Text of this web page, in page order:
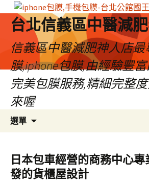
台北信義區中醫減
信義區中醫減肥神人店
膜,iphone包膜,由經驗豐
完美包膜服務,精細完整
來喔
選單
容
區
日本包車經營的商務中心
發的貨櫃屋設計